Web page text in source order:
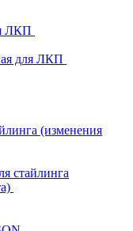
ЛКП
для ЛКП
(изменения
стайлинга